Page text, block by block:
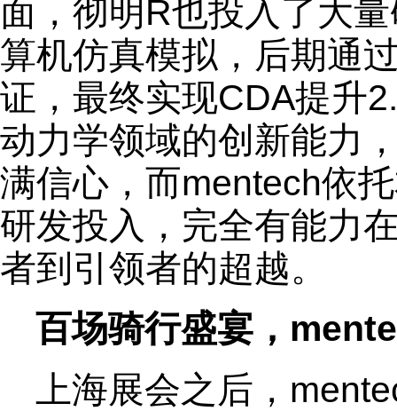
面，彻明R也投入了大
算机仿真模拟，后期通
证，最终实现CDA提升
动力学领域的创新能力
满信心，而mentech依
研发投入，完全有能力
者到引领者的超越。
百场骑行盛宴，
上海展会之后，